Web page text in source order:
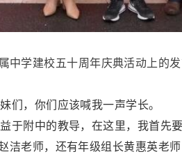
中学建校五十周年庆典活动上的
，你们应该喊我一声学长。
附中的教导，在这里，我首先
老师，还有年级组长黄惠英老